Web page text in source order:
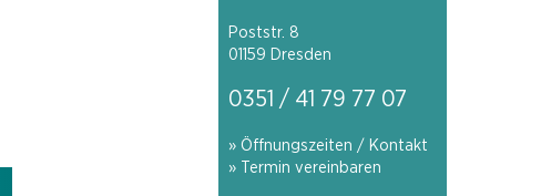
Poststr. 8
01159 Dresden
0351 / 41 79 77 07
» Öffnungszeiten / Kontakt
» Termin vereinbaren